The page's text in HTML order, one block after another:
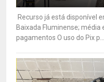
Recurso já está disponível
Baixada Fluminense; média
pagamentos O uso do Pix p...